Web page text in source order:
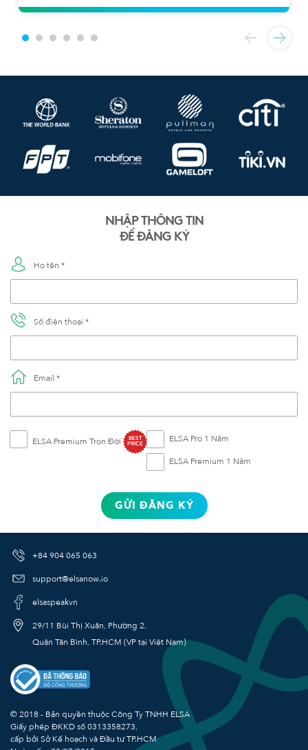
NHẬP THÔNG TIN
ĐỂ ĐĂNG KÝ
Họ tên *
Số điện thoại *
Email *
ELSA Premium Trọn Đời BEST
PRICE ELSA Pro 1 Năm
ELSA Premium 1 Năm
GỬI ĐĂNG KÝ
+84 904 065 063
support@elsanow.io
elsaspeakvn
29/11 Bùi Thị Xuân, Phường 2,
Quận Tân Bình, TP.HCM (VP tại Việt Nam)
© 2018 - Bản quyền thuộc Công Ty TNHH ELSA
Giấy phép ĐKKD số0313358273,
cấp bởi Sở Kế hoạch và Đầu tư TP.HCM